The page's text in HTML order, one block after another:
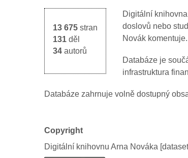
13 675 stran
131 děl
34 autorů
Digitální
doslovů nebo
Novák
Databáze je
infrastruktura
Databáze zahrnuje volně dostupný
Copyright
Digitální knihovnu Arna Nováka